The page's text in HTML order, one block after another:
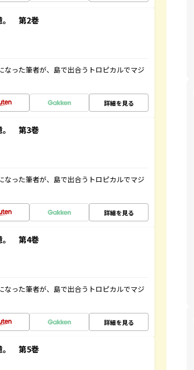
。 第2巻
った筆者が、島で出合うトロピカルでマジ
詳細を見る
。 第3巻
った筆者が、島で出合うトロピカルでマジ
詳細を見る
。 第4巻
った筆者が、島で出合うトロピカルでマジ
詳細を見る
。 第5巻